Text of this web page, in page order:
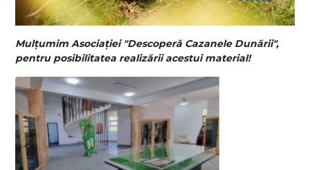
Mulțumim Asociației "Descoperă Cazanele Dunării",
pentru posibilitatea realizării acestui material!